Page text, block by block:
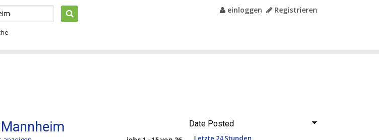
einloggen Registrieren
Date Posted
Letzte 24 Stunden